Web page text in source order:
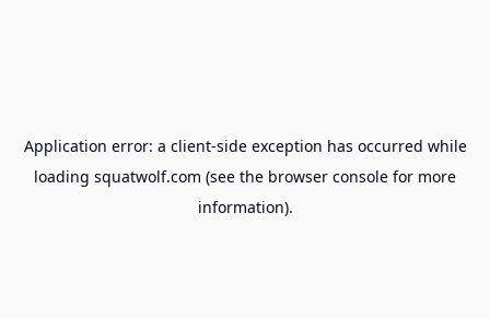
Application error: a client-side exception has occurred while
loading squatwolf.com (see the browser console for more
information).